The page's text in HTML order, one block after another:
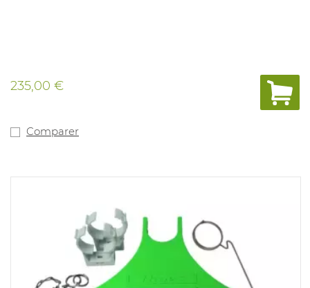
235,00 €
Comparer